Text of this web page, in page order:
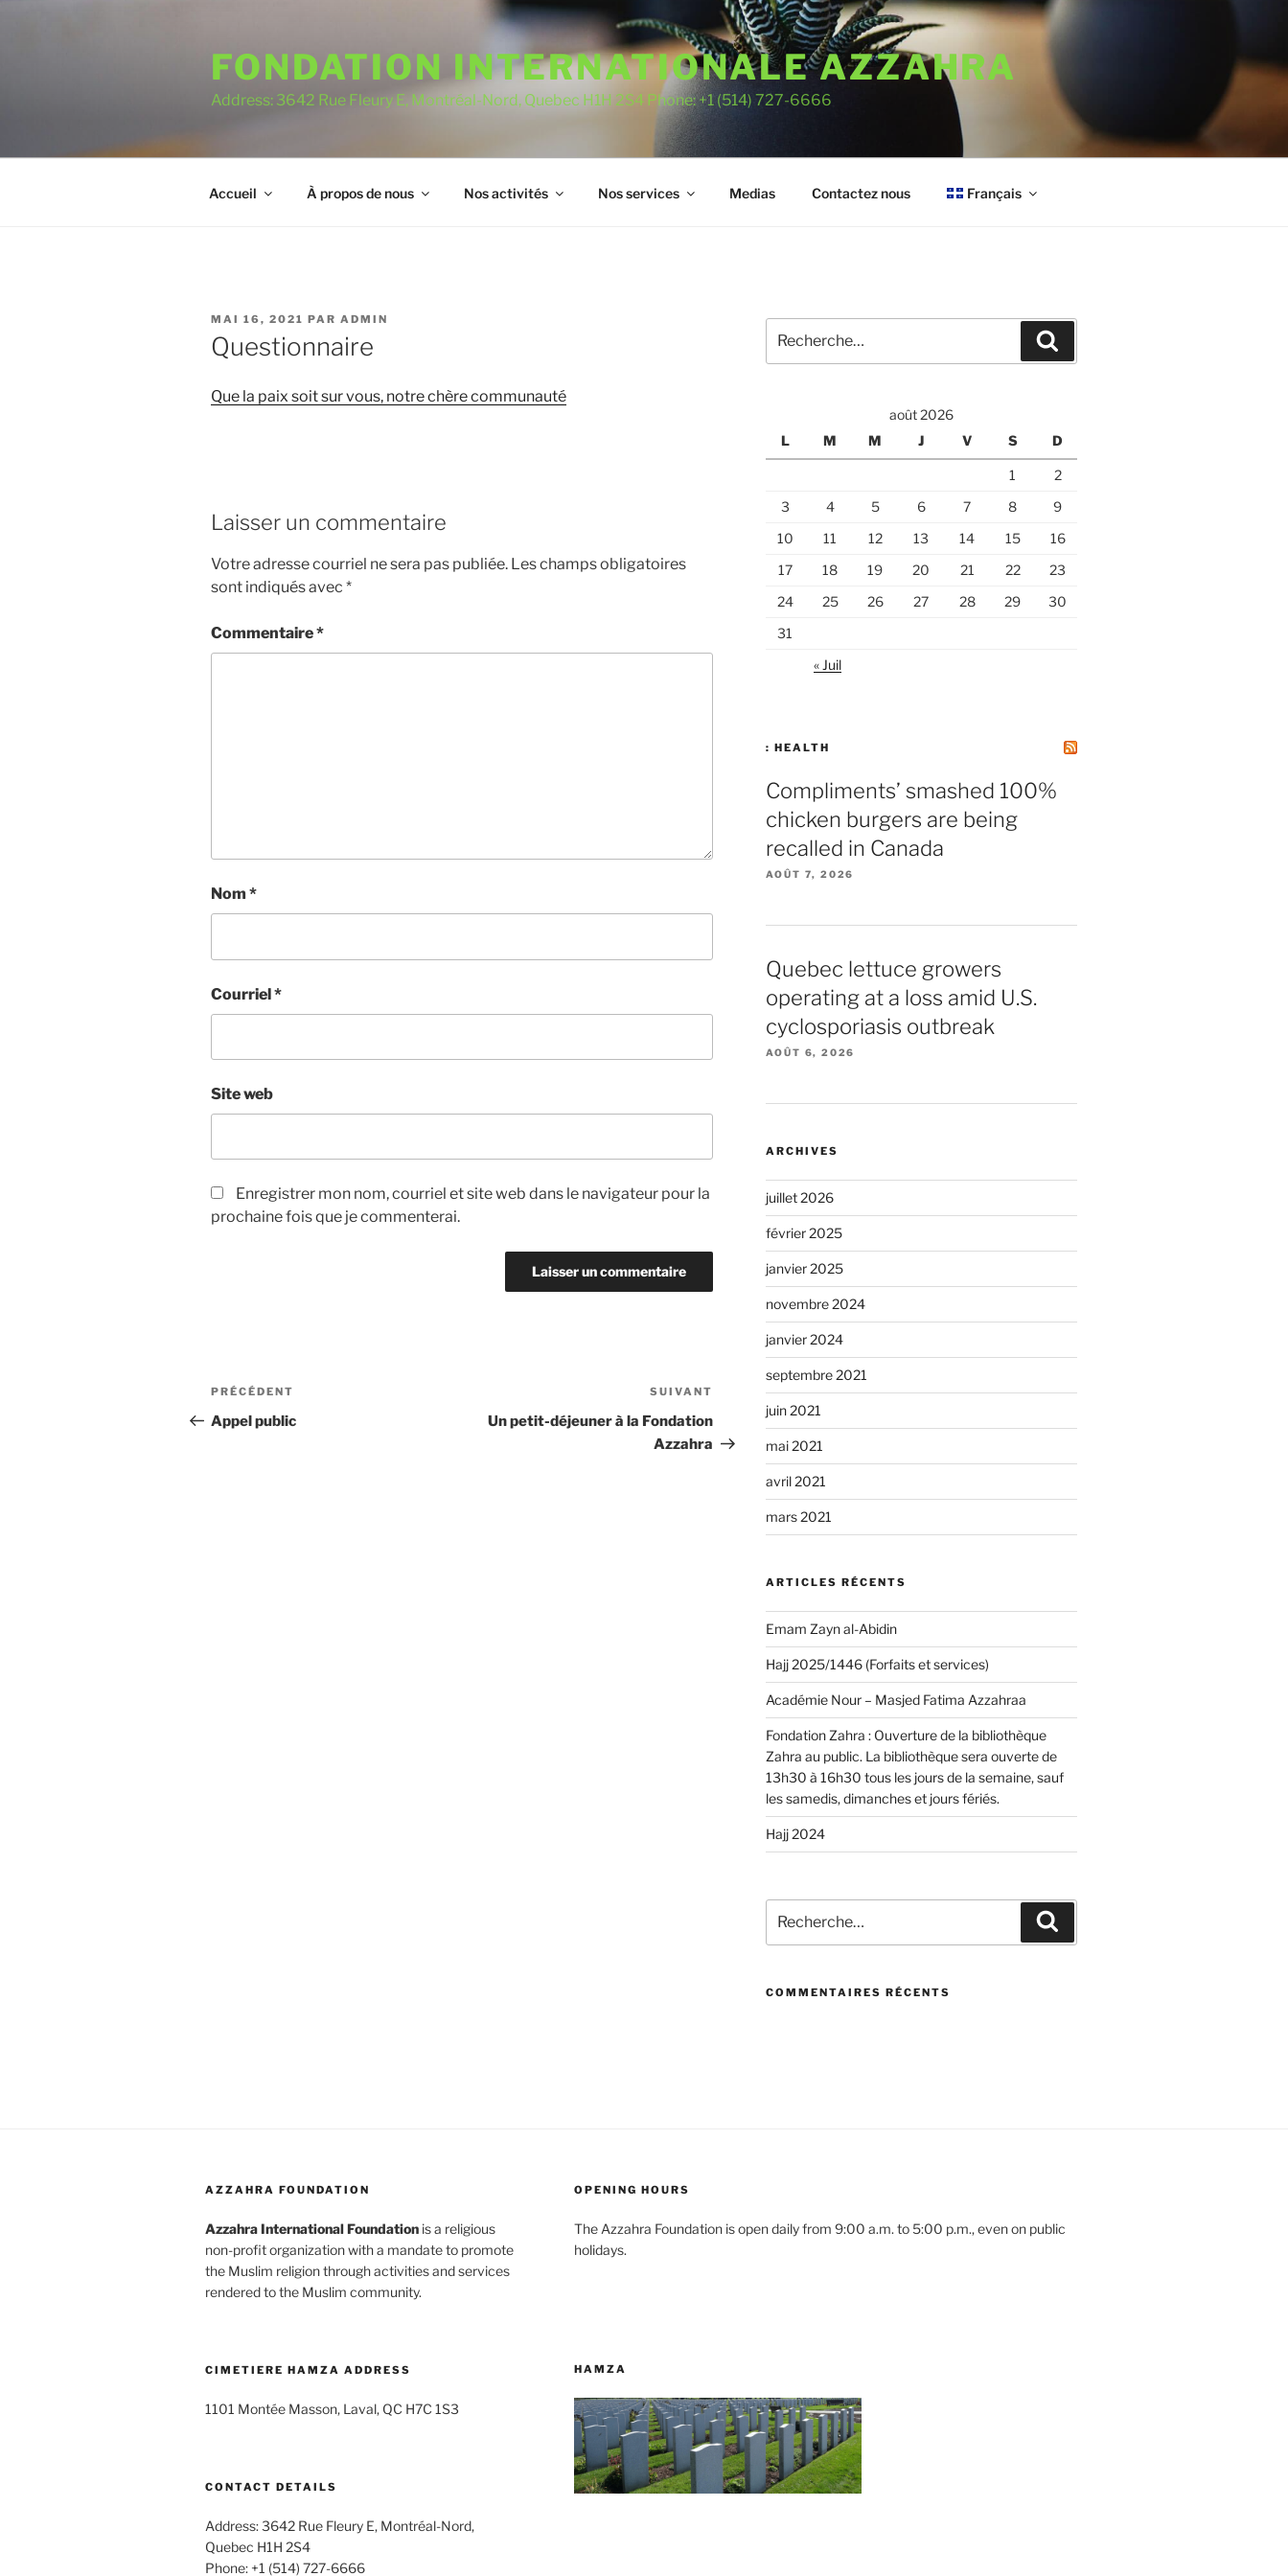
FONDATION INTERNATIONALE AZZAHRA
Address: 3642 Rue Fleury E, Montréal-Nord, Quebec H1H 2S4 Phone: +1 (514) 727-6666
Accueil À propos de nous Nos activités Nos services Medias Contactez nous Français
PUBLIÉ
LE
MAI 16, 2021 PAR ADMIN
Questionnaire
Que la paix soit sur vous, notre chère communauté
Laisser un commentaire
Votre adresse courriel ne sera pas publiée. Les champs obligatoires
sont indiqués avec *
Commentaire*
Nom *
Courriel*
Site web
Enregistrer mon nom, courriel et site web dans le navigateur pour la
prochaine fois que je commenterai.
Navigation
de
Article
précédent
PRÉCÉDENT
Appel public
suivant
SUIVANT
Un petit-déjeuner à la Fondation
Azzahra
août 2026
L
M M J V S D
1
2
3
4 5 6 7 8
9
10
11 12 13 14 15
16
17
18 19 20 21 22
23
24
25 26 27 28 29
30
31
« Juil
: HEALTH
Compliments’ smashed 100%
chicken burgers are being
recalled in Canada
AOÛT 7, 2026
Quebec lettuce growers
operating at a loss amid U.S.
cyclosporiasis outbreak
AOÛT 6, 2026
ARCHIVES
juillet 2026
février 2025
janvier 2025
novembre 2024
janvier 2024
septembre 2021
juin 2021
mai 2021
avril 2021
mars 2021
ARTICLES RÉCENTS
Emam Zayn al-Abidin
Hajj 2025/1446 (Forfaits et services)
Académie Nour – Masjed Fatima Azzahraa
Fondation Zahra : Ouverture de la bibliothèque
Zahra au public. La bibliothèque sera ouverte de
13h30 à 16h30 tous les jours de la semaine, sauf
les samedis, dimanches et jours fériés.
Hajj 2024
COMMENTAIRES RÉCENTS
AZZAHRA FOUNDATION
Azzahra International Foundation is a religious
non-profit organization with a mandate to promote
the Muslim religion through activities and services
rendered to the Muslim community.
CIMETIERE HAMZA ADDRESS
1101 Montée Masson, Laval, QC H7C 1S3
CONTACT DETAILS
Address: 3642 Rue Fleury E, Montréal-Nord,
Quebec H1H 2S4
Phone: +1 (514) 727-6666
OPENING HOURS
The Azzahra Foundation is open daily from 9:00 a.m. to 5:00 p.m., even on public
holidays.
HAMZA